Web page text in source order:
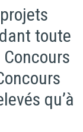
toute
qu’à